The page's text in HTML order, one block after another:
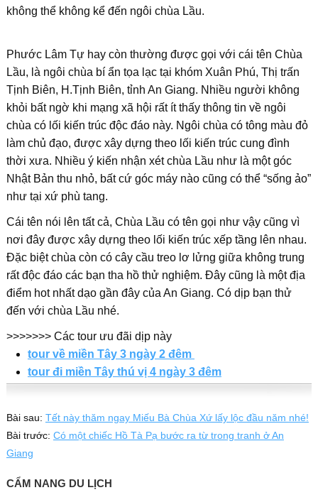
không thể không kể đến ngôi chùa Lầu.
Phước Lâm Tự hay còn thường được gọi với cái tên Chùa
Lầu, là ngôi chùa bí ẩn tọa lạc tại khóm Xuân Phú, Thị trấn
Tịnh Biên, H.Tịnh Biên, tỉnh An Giang. Nhiều người không
khỏi bất ngờ khi mạng xã hội rất ít thấy thông tin về ngôi
chùa có lối kiến trúc độc đáo này. Ngôi chùa có tông màu đỏ
làm chủ đạo, được xây dựng theo lối kiến trúc cung đình
thời xưa. Nhiều ý kiến nhận xét chùa Lầu như là một góc
Nhật Bản thu nhỏ, bất cứ góc máy nào cũng có thể “sống ảo”
như tại xứ phù tang.
Cái tên nói lên tất cả, Chùa Lầu có tên gọi như vậy cũng vì
nơi đây được xây dựng theo lối kiến trúc xếp tầng lên nhau.
Đặc biệt chùa còn có cây cầu treo lơ lửng giữa không trung
rất độc đáo các bạn tha hồ thử nghiệm. Đây cũng là một địa
điểm hot nhất dạo gần đây của An Giang. Có dịp bạn thử
đến với chùa Lầu nhé.
>>>>>>> Các tour ưu đãi dịp này
tour về miền Tây 3 ngày 2 đêm
tour đi miền Tây thú vị 4 ngày 3 đêm
Bài sau: Tết này thăm ngay Miếu Bà Chùa Xứ lấy lộc đầu năm nhé!
Bài trước: Có một chiếc Hồ Tà Pạ bước ra từ trong tranh ở An
Giang
CẨM NANG DU LỊCH